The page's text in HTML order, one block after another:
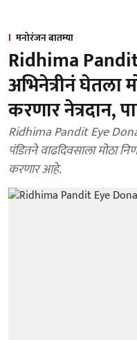
मनोरंजन बातम्या
Ridhima
अभिनेत्रीनं घेतला
करणार नेत्रदान,
Ridhima Pandit Eye
पंडितने वाढदिवसाला मोठा
करणार आहे.